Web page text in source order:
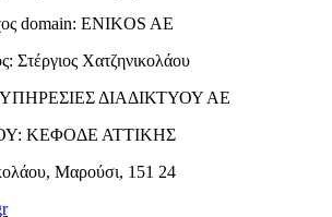
domain: ENIKOS AE
Στέργιος Χατζηνικολάου
ΔΙΑΔΙΚΤΥΟΥ ΑΕ
ΚΕΦΟΔΕ ΑΤΤΙΚΗΣ
Μαρούσι, 151 24